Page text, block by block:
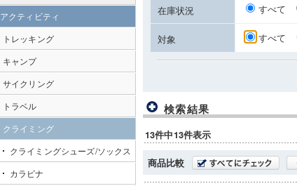
在庫状況 すべて
対象 すべて
検索結果
13件中13件表示
商品比較
アクティビティ
トレッキング
キャンプ
サイクリング
トラベル
クライミング
クライミングシューズ/ソックス
カラビナ